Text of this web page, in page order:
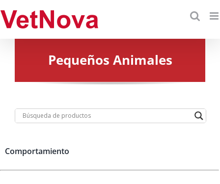
to
content
Pequeños Animales
Comportamiento